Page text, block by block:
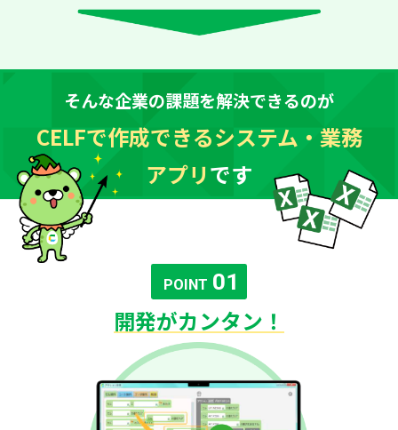
そんな企業の課題を解決できるのが
CELFで作成できるシステム・業務
アプリです
POINT 01
開発がカンタン！